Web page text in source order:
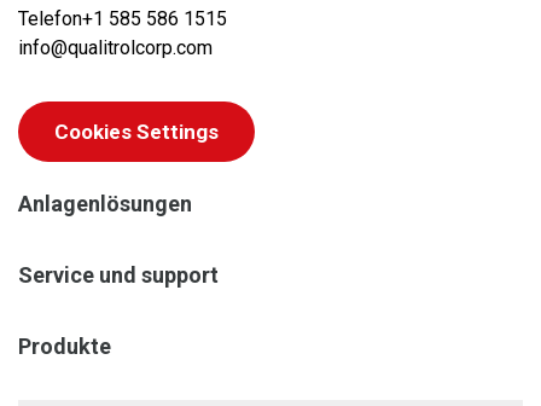
Telefon+1 585 586 1515
info@qualitrolcorp.com
Cookies Settings
Anlagenlösungen
Service und support
Produkte